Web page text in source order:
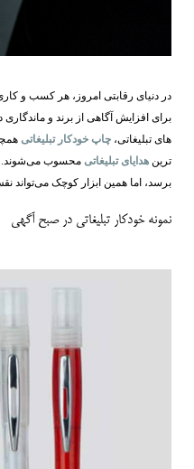
در دنیای رقابتی امروز، هر کسب ‌و
برای افزایش آگاهی از برند و
‌های تبلیغاتی، چاپ خودکار تبلیغاتی
‌ترین هدایای تبلیغاتی محسوب می‌شوند.
برسد، اما همین ابزار کوچک می‌تواند
نمونه خودکار تبلیغاتی در صبح آگهی